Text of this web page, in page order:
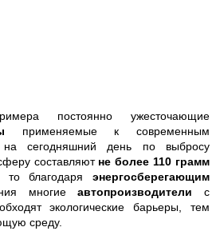
постоянно ужесточающие
применяемые к современным
на сегодняшний день по выбросу
составляют не более 110 грамм
, то благодаряэнергосберегающим
многиеавтопроизводителис
экологические барьеры, тем
среду.